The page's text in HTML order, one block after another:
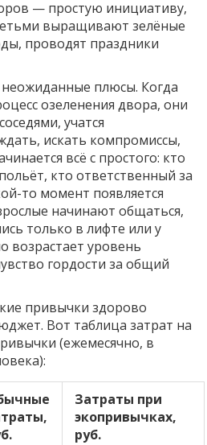
— простую инициативу,
выращивают зелёные
проводят праздники
плюсы. Когда
озеленения двора, они
учатся
искать компромиссы,
всё с простого: кто
кто ответственный за
то момент появляется
начинают общаться,
только в лифте или у
возрастает уровень
гордости за общий
привычки здорово
Вот таблица затрат на
(ежемесячно, в
Затраты при
экопривычках,
руб.